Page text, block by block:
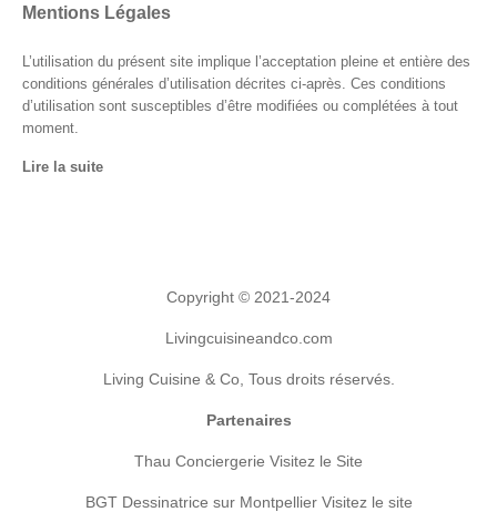
Mentions Légales
L’utilisation du présent site implique l’acceptation pleine et entière des
conditions générales d’utilisation décrites ci-après. Ces conditions
d’utilisation sont susceptibles d’être modifiées ou complétées à tout
moment.
Lire la suite
Copyright © 2021-2024
Livingcuisineandco.com
Living Cuisine & Co, Tous droits réservés.
Partenaires
Thau Conciergerie Visitez le Site
BGT Dessinatrice sur MontpellierVisitez le site